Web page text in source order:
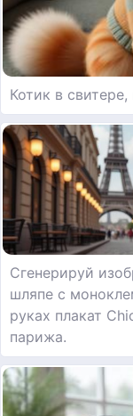
Котик в
Сгенерируй
шляпе с
руках плакат
парижа.